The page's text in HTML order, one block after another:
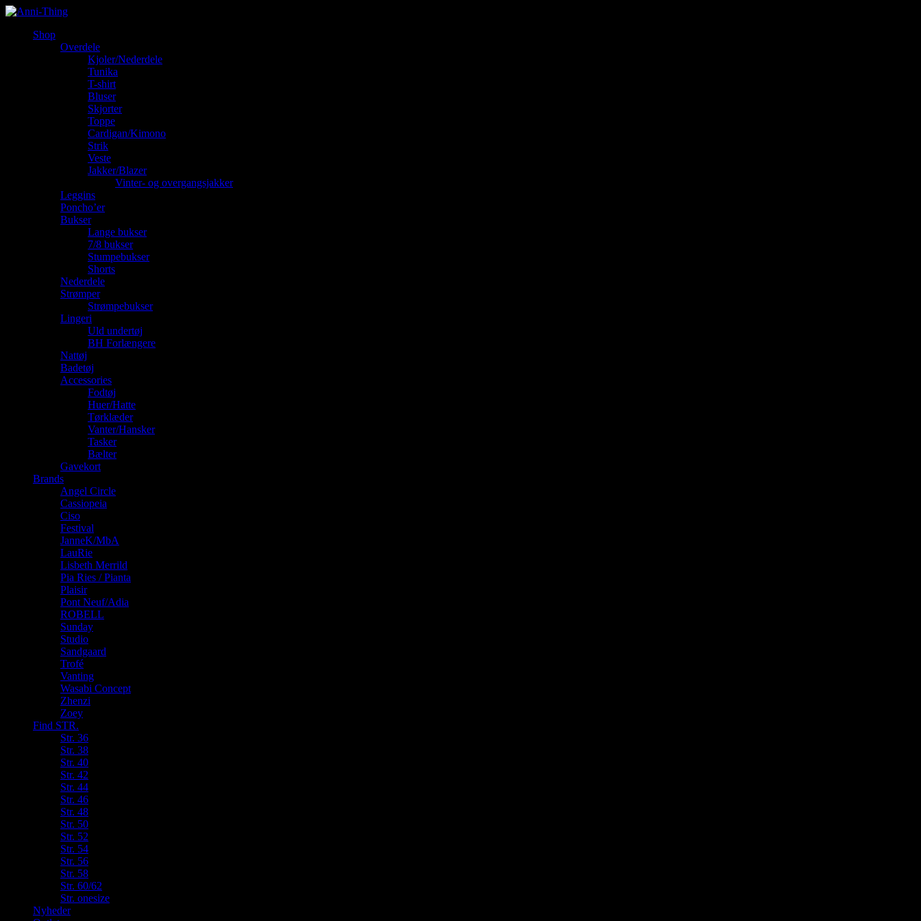
Shop
Overdele
Kjoler/Nederdele
Tunika
T-shirt
Bluser
Skjorter
Toppe
Cardigan/Kimono
Strik
Veste
Jakker/Blazer
Vinter- og overgangsjakker
Leggins
Poncho’er
Bukser
Lange bukser
7/8 bukser
Stumpebukser
Shorts
Nederdele
Strømper
Strømpebukser
Lingeri
Uld undertøj
BH Forlængere
Nattøj
Badetøj
Accessories
Fodtøj
Huer/Hatte
Tørklæder
Vanter/Hansker
Tasker
Bælter
Gavekort
Brands
Angel Circle
Cassiopeia
Ciso
Festival
JanneK/MbA
LauRie
Lisbeth Merrild
Pia Ries / Pianta
Plaisir
Pont Neuf/Adia
ROBELL
Sunday
Studio
Sandgaard
Trofé
Vanting
Wasabi Concept
Zhenzi
Zoey
Find STR.
Str. 36
Str. 38
Str. 40
Str. 42
Str. 44
Str. 46
Str. 48
Str. 50
Str. 52
Str. 54
Str. 56
Str. 58
Str. 60/62
Str. onesize
Nyheder